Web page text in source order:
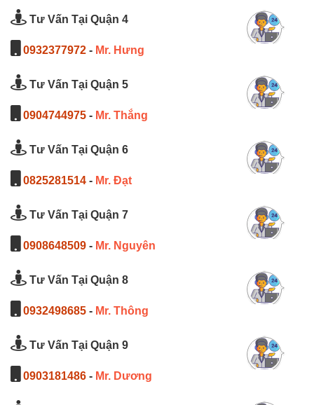
Tư Vấn Tại Quận 4
0932377972 - Mr. Hưng
Tư Vấn Tại Quận 5
0904744975 - Mr. Thắng
Tư Vấn Tại Quận 6
0825281514 - Mr. Đạt
Tư Vấn Tại Quận 7
0908648509 - Mr. Nguyên
Tư Vấn Tại Quận 8
0932498685 - Mr. Thông
Tư Vấn Tại Quận 9
0903181486 - Mr. Dương